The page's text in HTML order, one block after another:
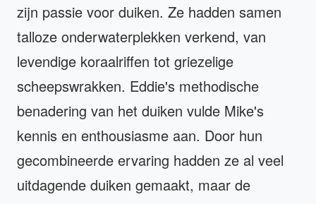
zijn passie voor duiken. Ze hadden samen
talloze onderwaterplekken verkend, van
levendige koraalriffen tot griezelige
scheepswrakken. Eddie's methodische
benadering van het duiken vulde Mike's
kennis en enthousiasme aan. Door hun
gecombineerde ervaring hadden ze al veel
uitdagende duiken gemaakt, maar de